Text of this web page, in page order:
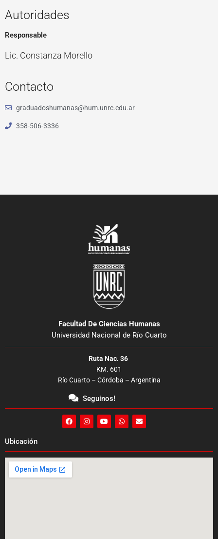
Autoridades
Responsable
Lic. Constanza Morello
Contacto
graduadoshumanas@hum.unrc.edu.ar
358-506-3336
Ubicación
Facultad De Ciencias Humanas
Universidad Nacional de Río Cuarto
Ruta Nac. 36
KM. 601
Río Cuarto – Córdoba – Argentina
Seguinos!
F
a
o
o
I
n
g
r
Y
o
b
e
W
h
a
p
E
n
o
p